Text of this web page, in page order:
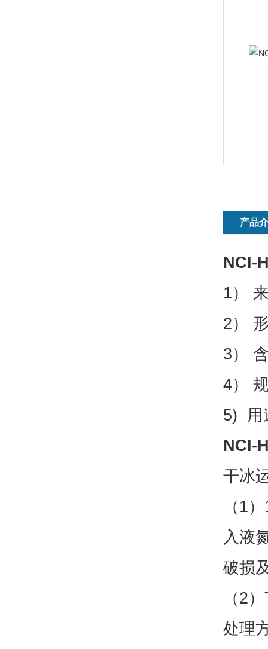
产品
NCI-
1）
2）
3）
4）
5) 用
NCI-
干冰
（1
入液
破损
（2
处理